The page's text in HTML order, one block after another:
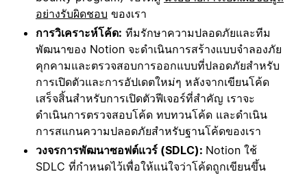
อย่างรับผิดชอบ ของเรา
การวิเคราะห์โค้ด: ทีมรักษาความปลอดภัยและทีม
พัฒนาของ Notion จะดำเนินการสร้างแบบจำลองภัย
คุกคามและตรวจสอบการออกแบบที่ปลอดภัยสำหรับ
การเปิดตัวและการอัปเดตใหม่ๆ หลังจากเขียนโค้ด
เสร็จสิ้นสำหรับการเปิดตัวฟีเจอร์ที่สำคัญ เราจะ
ดำเนินการตรวจสอบโค้ด ทบทวนโค้ด และดำเนิน
การสแกนความปลอดภัยสำหรับฐานโค้ดของเรา
วงจรการพัฒนาซอฟต์แวร์ (SDLC): Notion ใช้
SDLC ที่กำหนดไว้เพื่อให้แน่ใจว่าโค้ดถูกเขียนขึ้น